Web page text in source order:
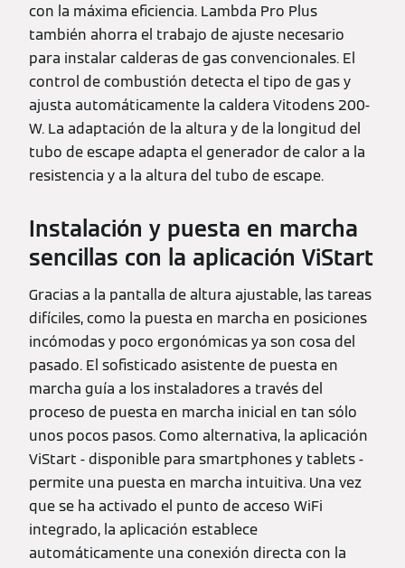
con la máxima eficiencia. Lambda Pro Plus
también ahorra el trabajo de ajuste necesario
para instalar calderas de gas convencionales. El
control de combustión detecta el tipo de gas y
ajusta automáticamente la caldera Vitodens 200-
W. La adaptación de la altura y de la longitud del
tubo de escape adapta el generador de calor a la
resistencia y a la altura del tubo de escape.
Instalación y puesta en marcha
sencillas con la aplicación ViStart
Gracias a la pantalla de altura ajustable, las tareas
difíciles, como la puesta en marcha en posiciones
incómodas y poco ergonómicas ya son cosa del
pasado. El sofisticado asistente de puesta en
marcha guía a los instaladores a través del
proceso de puesta en marcha inicial en tan sólo
unos pocos pasos. Como alternativa, la aplicación
ViStart - disponible para smartphones y tablets -
permite una puesta en marcha intuitiva. Una vez
que se ha activado el punto de acceso WiFi
integrado, la aplicación establece
automáticamente una conexión directa con la